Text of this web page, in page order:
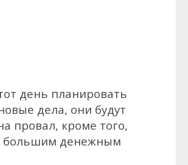
день планировать
дела, они будут
провал, кроме того,
большим денежным